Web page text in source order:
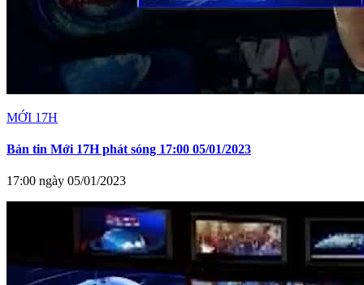
MỚI 17H
Bản tin Mới 17H phát sóng 17:00 05/01/2023
17:00 ngày 05/01/2023